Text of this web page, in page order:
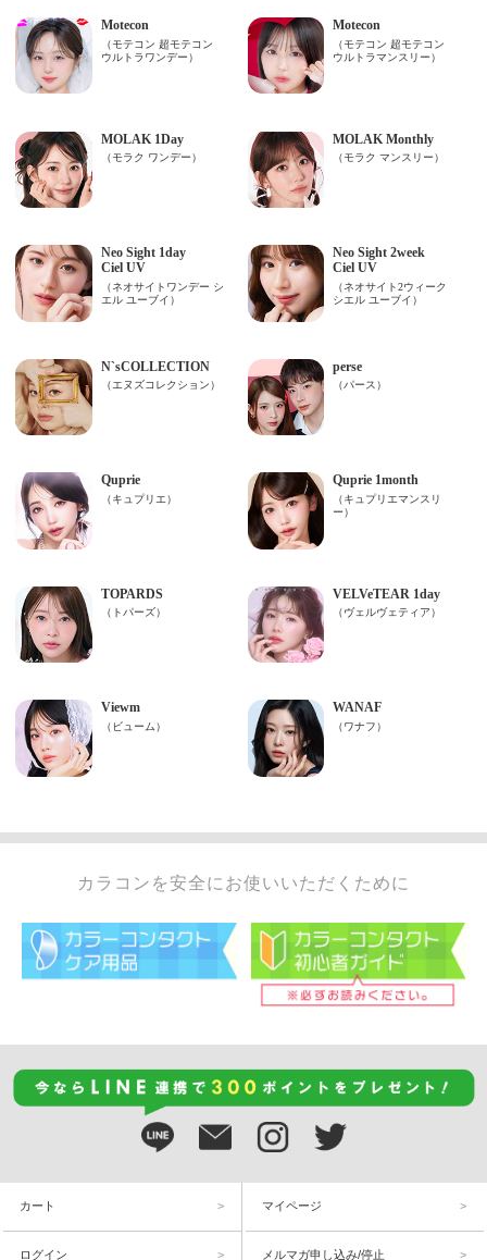
カラコンを安全にお使いいただくために
カート マイページ
ログイン メルマガ申し込み/停止